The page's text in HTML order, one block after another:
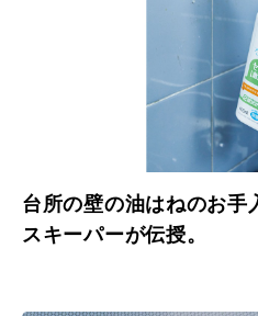
台所の壁の油はねのお手
スキーパーが伝授。